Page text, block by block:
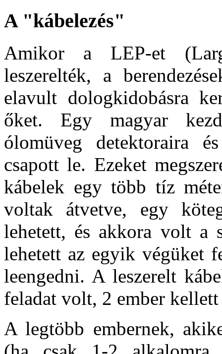
A "kábelezés"
Amikor a LEP-et
leszerelték, a
elavult dologkidobásra
őket. Egy magyar
ólomüveg detektoraira
csapott le. Ezeket
kábelek egy több tíz
voltak átvetve, egy
lehetett, és akkora volt a
lehetett az egyik végüket
leengedni. A leszerelt
feladat volt, 2 ember kellett
A legtöbb embernek,